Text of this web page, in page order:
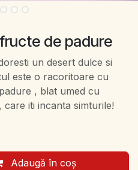
de padure
un desert dulce si
este o racoritoare cu
, blat umed cu
iti incanta simturile!
Adaugă în coș